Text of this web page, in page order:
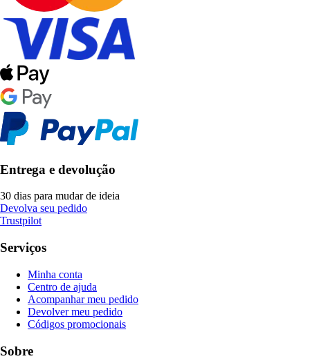
Entrega e devolução
30 dias para mudar de ideia
Devolva seu pedido
Trustpilot
Serviços
Minha conta
Centro de ajuda
Acompanhar meu pedido
Devolver meu pedido
Códigos promocionais
Sobre